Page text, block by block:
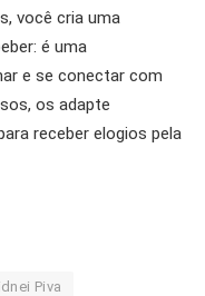
você cria uma
é uma
e se conectar com
os adapte
receber elogios pela
Piva